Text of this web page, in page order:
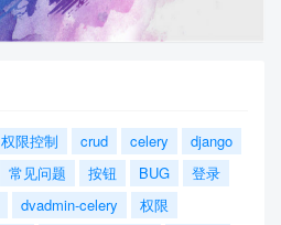
权限控制 crud celery
django
常见问题 按钮 BUG
登录
dvadmin-celery
权限